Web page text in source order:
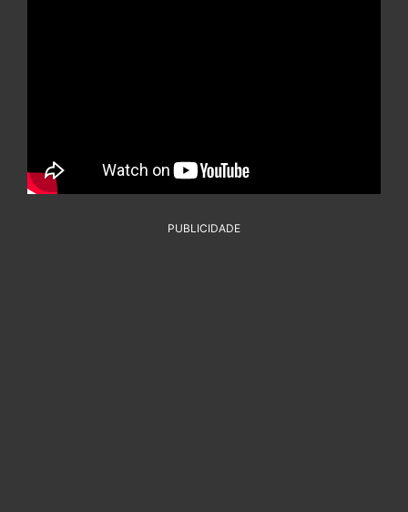
PUBLICIDADE